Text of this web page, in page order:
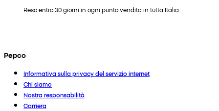
Reso entro 30 giorni in ogni punto vendita in tutta Italia.
Pepco
Informativa sulla privacy del servizio internet
Chi siamo
Nostra responsabilità
Carriera